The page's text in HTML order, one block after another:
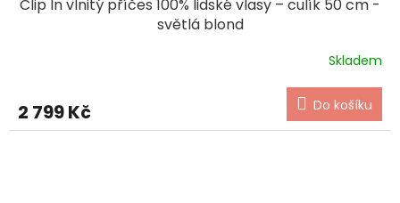
Clip In vlnitý příčes 100% lidské vlasy – culík 50 cm -
světlá blond
Skladem
2 799 Kč Do košíku